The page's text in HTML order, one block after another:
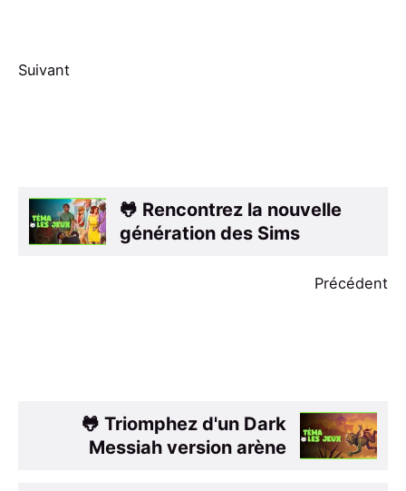
Suivant
🐸 Rencontrez la nouvelle
génération des Sims
Précédent
🐸 Triomphez d'un Dark
Messiah version arène